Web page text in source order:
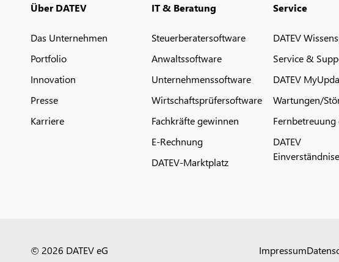
Über DATEV
Das Unternehmen
Portfolio
Innovation
Presse
Karriere
IT & Beratung
Steuerberatersoftware
Anwaltssoftware
Unternehmenssoftware
Wirtschaftsprüfersoftware
Fachkräfte gewinnen
E-Rechnung
DATEV-Marktplatz
Service
DATEV
Service &
DATEV
Wartungen/
Fernbetreuung
DATEV
© 2026 DATEV eG Impressum